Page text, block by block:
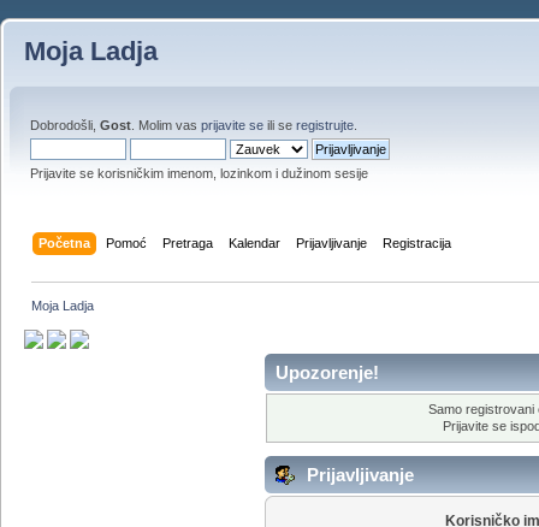
Moja Ladja
Dobrodošli, Gost . Molim vas prijavite se ili se registrujte
Prijavite se korisničkim imenom, lozinkom i dužinom sesije
Početna Pomoć Pretraga Kalendar Prijavljivanje Registracija
Moja Ladja
Upozorenje!
Samo registrovani
Prijavite se
Prijavljivanje
Korisničko